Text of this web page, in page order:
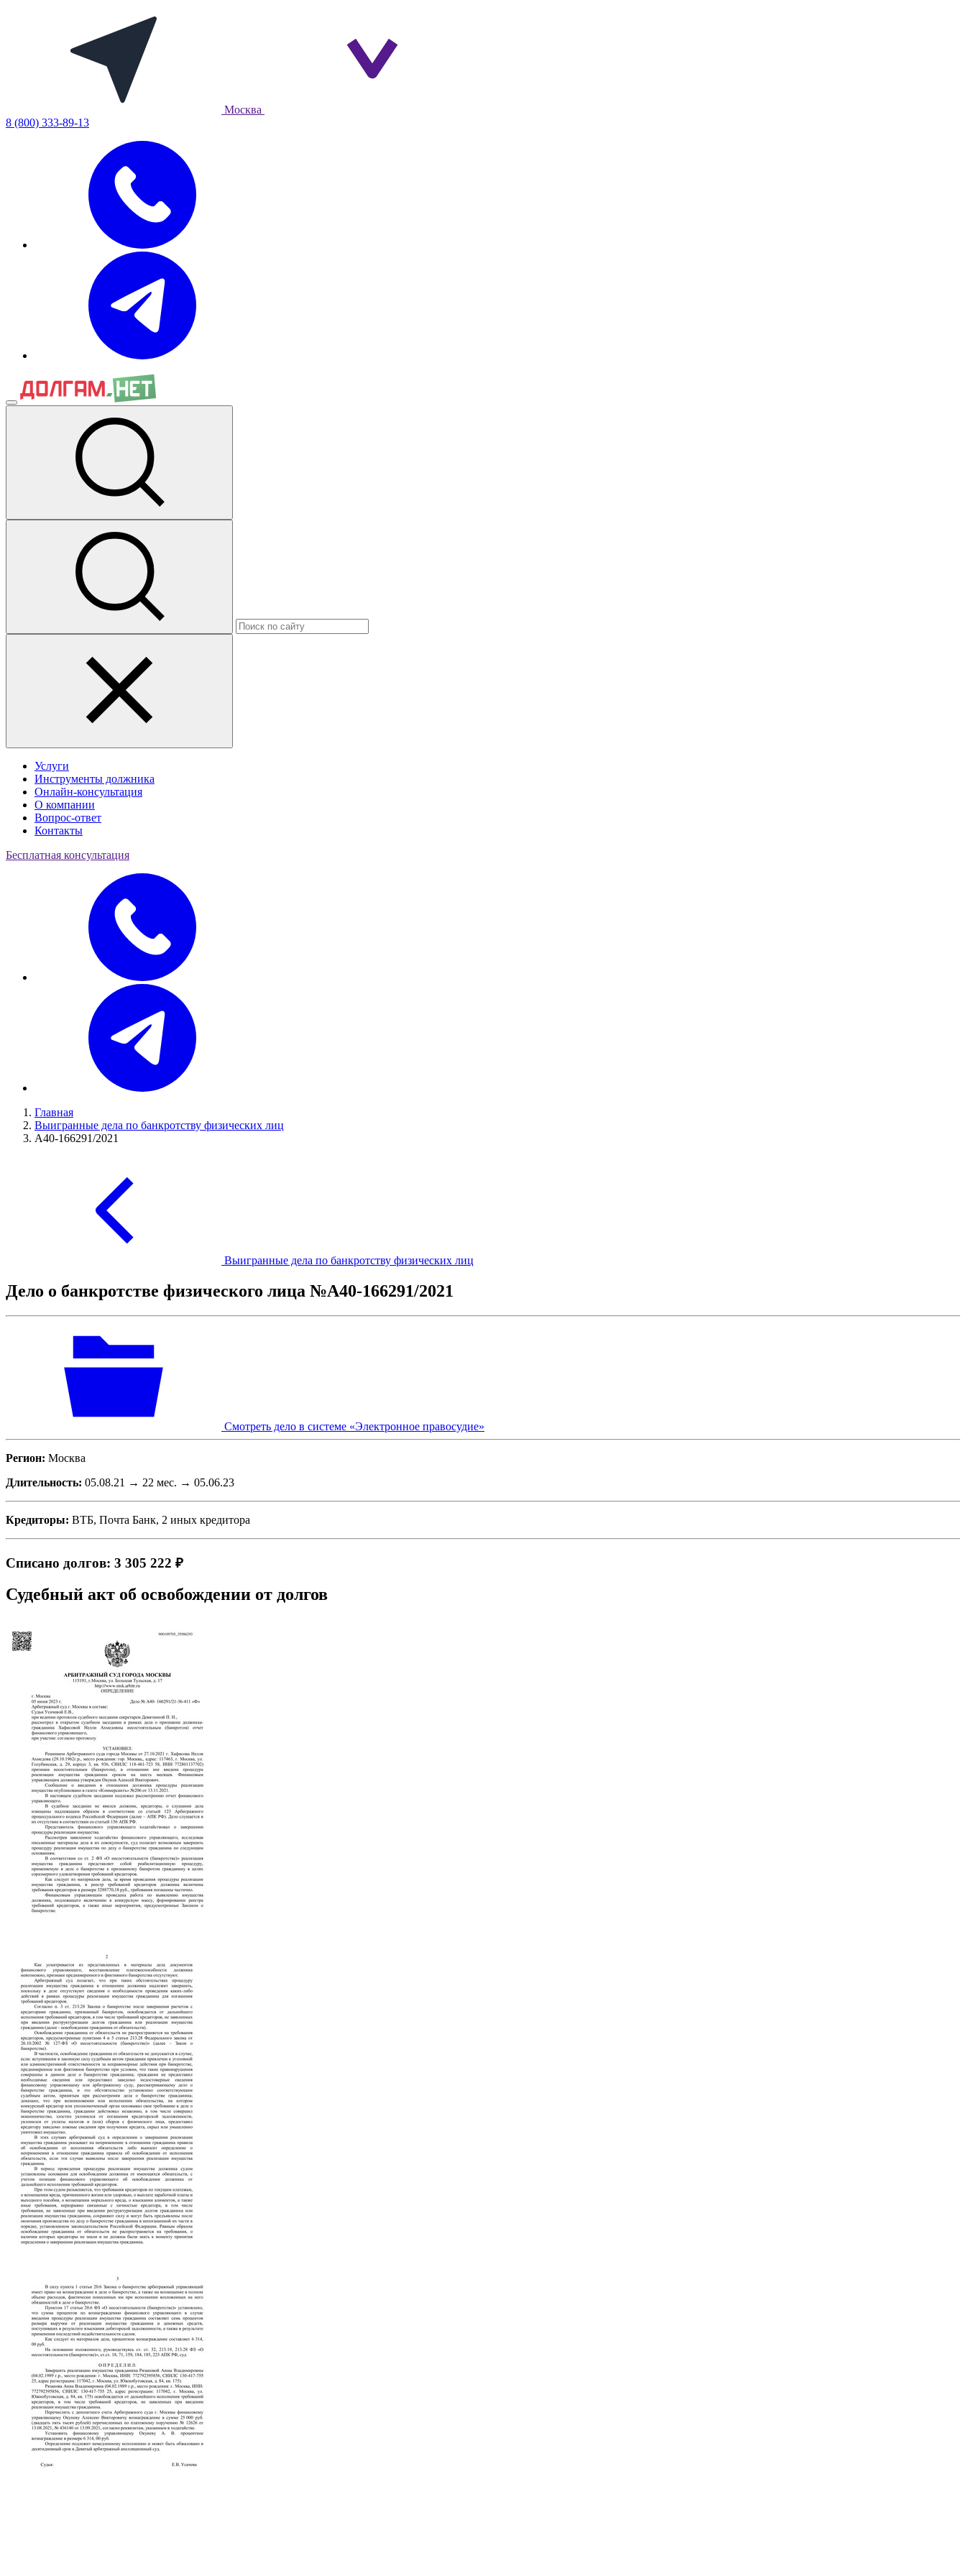
Москва
8 (800) 333-89-13
Услуги
Инструменты должника
Онлайн-консультация
О компании
Вопрос-ответ
Контакты
Бесплатная консультация
Главная
Выигранные дела по банкротству физических лиц
А40-166291/2021
Выигранные дела по банкротству физических лиц
Дело о банкротстве физического лица №А40-166291/2021
Смотреть дело в системе «Электронное правосудие»
Регион: Москва
Длительность: 05.08.21 → 22 мес. → 05.06.23
Кредиторы: ВТБ, Почта Банк, 2 иных кредитора
Списано долгов: 3 305 222 ₽
Судебный акт об освобождении от долгов